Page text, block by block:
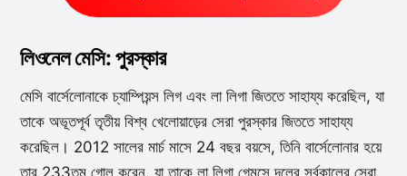
লিওনেল মেসি: পুরস্কার
মেসি বার্সেলোনাকে চ্যাম্পিয়ন্স লিগ এবং লা লিগা জিততে সাহায্য করেছিল, যা
তাকে অভূতপূর্ব তৃতীয় বিশ্ব খেলোয়াড়ের সেরা পুরস্কার জিততে সাহায্য
করেছিল। 2012 সালের মার্চ মাসে 24 বছর বয়সে, তিনি বার্সেলোনার হয়ে
তার 233তম গোল করেন, যা তাকে লা লিগা গেমসে দলের সর্বকালের সেরা